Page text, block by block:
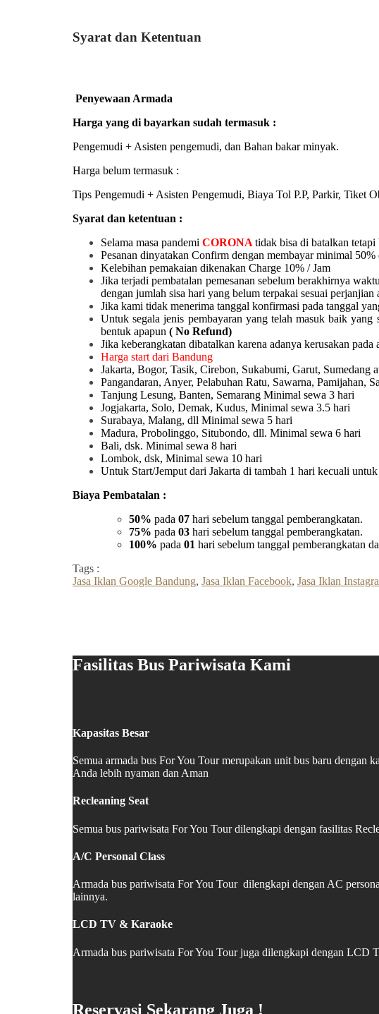
Syarat dan Ketentuan
Penyewaan Armada
Harga yang di bayarkan sudah termasuk :
Pengemudi + Asisten pengemudi, dan Bahan bakar minyak.
Harga belum termasuk :
Tips Pengemudi + Asisten Pengemudi, Biaya Tol P.P, Parkir, Tiket
Syarat dan ketentuan :
Selama masa pandemi CORONA tidak bisa di batalkan
Pesanan dinyatakan Confirm dengan membayar minimal
Kelebihan pemakaian dikenakan Charge 10% / Jam
Jika terjadi pembatalan pemesanan sebelum berakhirnya
dengan jumlah sisa hari yang belum terpakai sesuai perjanjian
Jika kami tidak menerima tanggal konfirmasi pada tanggal
Untuk segala jenis pembayaran yang telah masuk baik
bentuk apapun ( No Refund)
Jika keberangkatan dibatalkan karena adanya kerusakan
Harga start dari Bandung
Jakarta, Bogor, Tasik, Cirebon, Sukabumi, Garut,
Pangandaran, Anyer, Pelabuhan Ratu, Sawarna, Pamijahan,
Tanjung Lesung, Banten, Semarang Minimal sewa 3 hari
Jogjakarta, Solo, Demak, Kudus, Minimal sewa 3.5 hari
Surabaya, Malang, dll Minimal sewa 5 hari
Madura, Probolinggo, Situbondo, dll. Minimal sewa 6 hari
Bali, dsk. Minimal sewa 8 hari
Lombok, dsk, Minimal sewa 10 hari
Untuk Start/Jemput dari Jakarta di tambah 1 hari kecuali
Biaya Pembatalan :
50% pada 07 hari sebelum tanggal pemberangkatan.
75% pada 03 hari sebelum tanggal pemberangkatan.
100% pada 01 hari sebelum tanggal pemberangkatan
Tags :
Jasa Iklan Google Bandung, Jasa Iklan Facebook, Jasa Iklan
Fasilitas Bus Pariwisata Kami
Kapasitas Besar
Semua armada bus For You Tour merupakan unit bus baru dengan
Anda lebih nyaman dan Aman
Recleaning Seat
Semua bus pariwisata For You Tour dilengkapi dengan fasilitas
A/C Personal Class
Armada bus pariwisata For You Tour dilengkapi dengan AC
lainnya.
LCD TV & Karaoke
Armada bus pariwisata For You Tour juga dilengkapi dengan LCD
Reservasi Sekarang Juga !